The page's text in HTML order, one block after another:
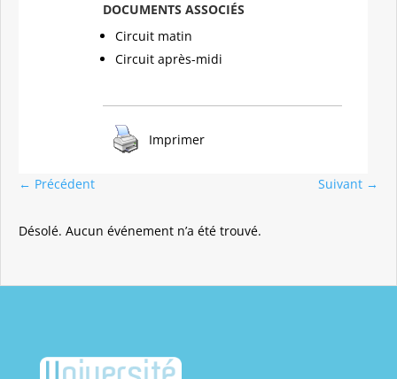
DOCUMENTS ASSOCIÉS
Circuit matin
Circuit après-midi
Imprimer
← Précédent Suivant →
Désolé. Aucun événement n’a été trouvé.